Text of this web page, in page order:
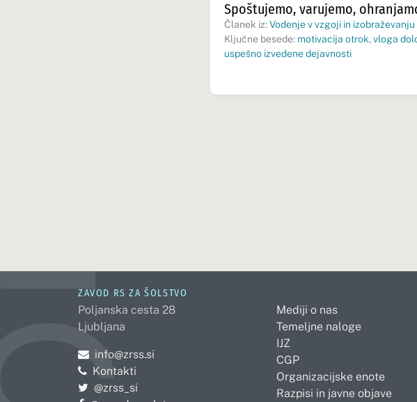
Spoštujemo, varujemo,
Članek iz: Vodenje v vzgoji in
Ključne besede: motivacija otrok, vloga
uspešno izvedene dejavnosti
ZAVOD RS ZA ŠOLSTVO
Poljanska cesta 28
Ljubljana
Pošljite e-mail na
info@zrss.si
Kontakti
Pojdite na Twitter:
@zrss_si
Mediji o nas
Temeljne naloge
IJZ
CGP
Organizacijske enote
Razpisi in javne objave